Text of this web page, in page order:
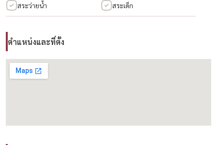
✈️ สนามบินสุวรรณภูมิ
🚆 Airport Rail Link (บ้านทับช้าง)
🛍 The Nine Rama 9 / Central Rama 9 / Mega Bangna / The Mall
บางกะปิ / Seacon / Paradise Park
🏫 Brighton College / Wellington College / เตรียมอุดมฯ พัฒนาการ /
สระว่ายน้ำ สระเด็ก
ตำแหน่งและที่ตั้ง